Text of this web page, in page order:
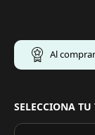
Al
SELECCIONA TU